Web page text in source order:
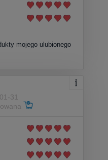
mojego ulubionego
31